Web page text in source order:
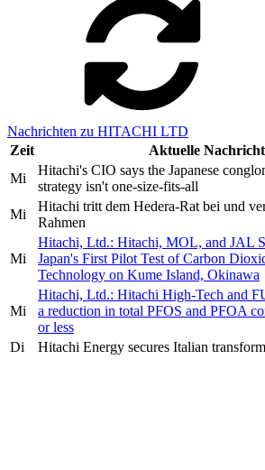
Nachrichten zu HITACHI LTD
Zeit
Aktuelle
Mi
Hitachi's CIO says the Japanese
strategy isn't one-size-fits-all
Mi
Hitachi tritt dem Hedera-Rat bei und
Rahmen
Mi
Hitachi, Ltd.: Hitachi, MOL, and JAL
Japan's First Pilot Test of Carbon
Technology on Kume Island, Okinawa
Mi
Hitachi, Ltd.: Hitachi High-Tech and
a reduction in total PFOS and PFOA
or less
Di
Hitachi Energy secures Italian